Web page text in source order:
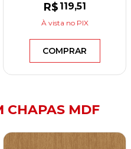
R$ 119,51
À vista no PIX
COMPRAR
CHAPAS MDF